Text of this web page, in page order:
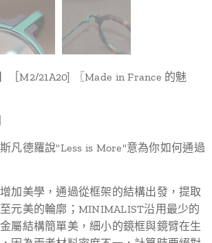
［M2/21A20] 〖Made in France 的魅
凡德羅說"Less is More"意為你如何通過
加美學，通過從框架的結構出發，提取
元美的輪廓；MINIMALIST沿用最少的
屬結構簡單美，細小的鏡框與鏡臂在生